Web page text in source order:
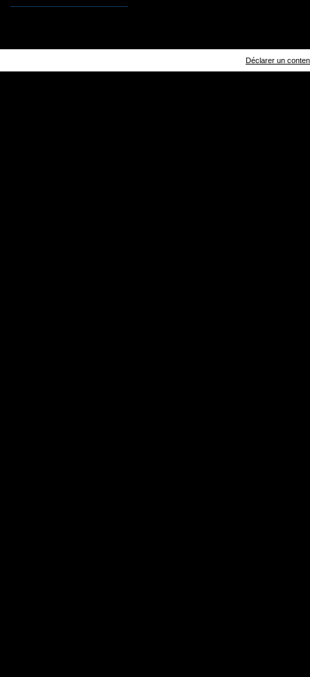
Déclarer un